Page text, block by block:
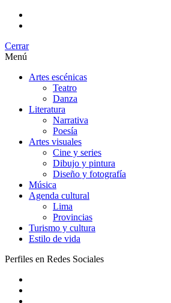
Cerrar
Menú
Artes escénicas
Teatro
Danza
Literatura
Narrativa
Poesía
Artes visuales
Cine y series
Dibujo y pintura
Diseño y fotografía
Música
Agenda cultural
Lima
Provincias
Turismo y cultura
Estilo de vida
Perfiles en Redes Sociales